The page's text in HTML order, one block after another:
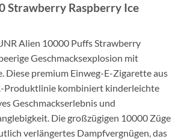
Strawberry Raspberry Ice
Alien 10000 Puffs Strawberry
Geschmacksexplosion mit
Diese premium Einweg-E-Zigarette aus
Produktlinie kombiniert kinderleichte
Geschmackserlebnis und
Die großzügigen 10000 Züge
verlängertes Dampfvergnügen, das